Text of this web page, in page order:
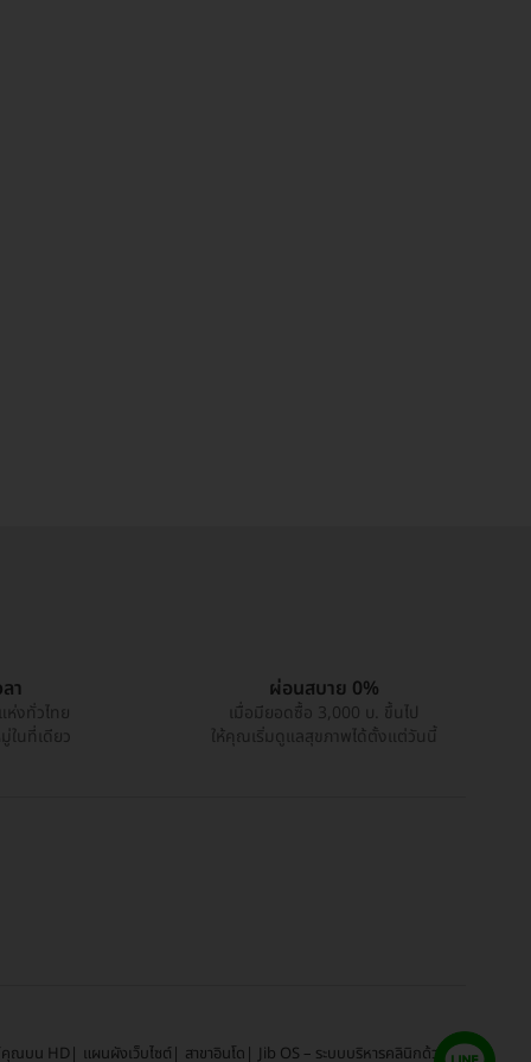
า
งทั่วไทย
ในที่เดียว
ผ่อนสบาย 0%
เมื่อมียอดซื้อ 3,000 บ. ขึ้นไป
ให้คุณเริ่มดูแลสุขภาพได้ตั้งแต่วันนี้
คุณบน HD แผนผังเว็บไซต์ สาขาอินโด Jib OS – ระบบบริหารคลินิกด้วย AI